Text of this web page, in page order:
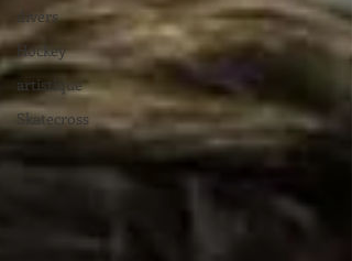
divers
Hockey
artistique
Skatecross